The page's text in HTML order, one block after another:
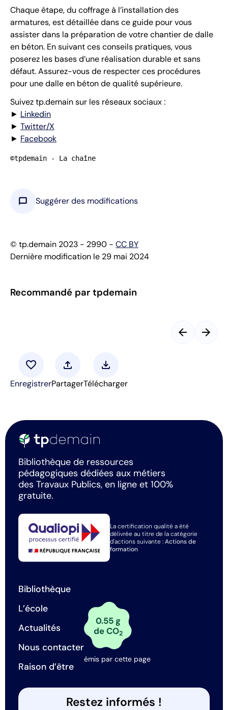
Chaque étape, du coffrage à l’installation des
armatures, est détaillée dans ce guide pour vous
assister dans la préparation de votre chantier de dalle
en béton. En suivant ces conseils pratiques, vous
poserez les bases d’une réalisation durable et sans
défaut. Assurez-vous de respecter ces procédures
pour une dalle en béton de qualité supérieure.
Suivez tp.demain sur les réseaux sociaux :
► Linkedin
► Twitter/X
► Facebook
©tpdemain - La chaîne
chat_bubble Suggérer des modifications
© tp.demain 2023 - 2990 - CC BY
Dernière modification le 29 mai 2024
Recommandé par tpdemain
arrow_back arrow_forward
favorite
Enregistrer
upload
Partager
download
Télécharger
Bibliothèque de ressources
pédagogiques dédiées aux métiers
des Travaux Publics, en ligne et 100%
gratuite.
La certification qualité a été
délivrée au titre de la catégorie
d'actions suivante :Actions de
formation
Bibliothèque
L’école
Actualités
Nous contacter
Raison d’être
0.55 g
de CO2
émis par cette page
Restez informés !